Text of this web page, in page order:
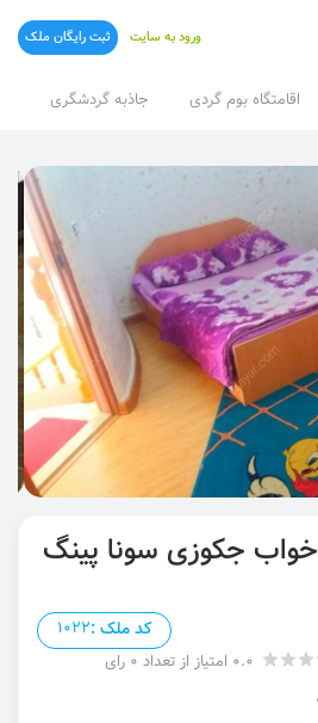
اقامتگاه بوم گردی جاذبه گردشگری
ورود به سایت ثبت رایگان ملک
ویلا استخردار ۴خواب جکوزی سونا پینگ
کد ملک :1022
0.0 امتیاز از تعداد 0 رای